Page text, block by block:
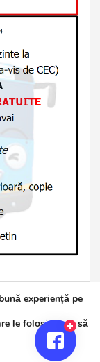
Theme Horse
experiență pe
le folosim sau să
Cookie Banner